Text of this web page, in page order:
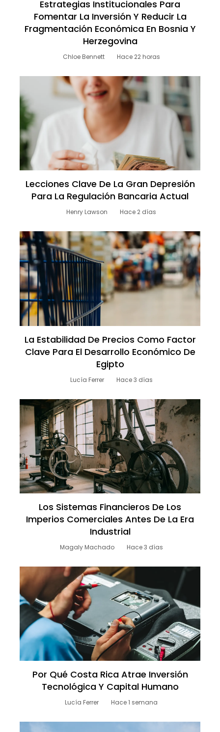
Estrategias Institucionales Para
Fomentar La Inversión Y Reducir La
Fragmentación Económica En Bosnia Y
Herzegovina
Chloe Bennett Hace 22 horas
Lecciones Clave De La Gran Depresión
Para La Regulación Bancaria Actual
Henry Lawson Hace 2 días
La Estabilidad De Precios Como Factor
Clave Para El Desarrollo Económico De
Egipto
Lucía Ferrer Hace 3 días
Los Sistemas Financieros De Los
Imperios Comerciales Antes De La Era
Industrial
Magaly Machado Hace 3 días
Por Qué Costa Rica Atrae Inversión
Tecnológica Y Capital Humano
Lucía Ferrer Hace 1 semana